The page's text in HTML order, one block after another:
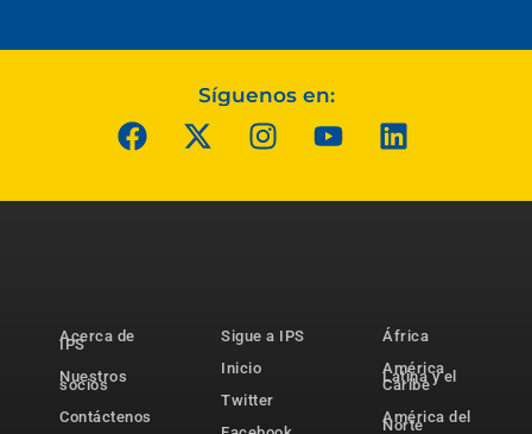
Síguenos en:
Acerca de
IPS
Nuestros
socios
Contáctenos
Sigue a IPS
Inicio
Twitter
África
América
Latina y el
Caribe
América del
Norte